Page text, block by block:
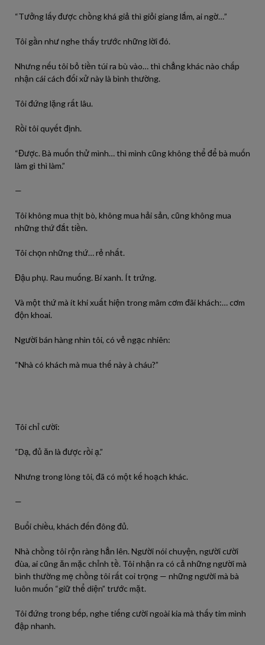
“Tưởng lấy được chồng khá giả thì giỏi giang lắm, ai ngờ…”
Tôi gần như nghe thấy trước những lời đó.
Nhưng nếu tôi bỏ tiền túi ra bù vào… thì chẳng khác nào chấp
nhận cái cách đối xử này là bình thường.
Tôi đứng lặng rất lâu.
Rồi tôi quyết định.
“Được. Bà muốn thử mình… thì mình cũng không thể để bà muốn
làm gì thì làm.”
—
Tôi không mua thịt bò, không mua hải sản, cũng không mua
những thứ đắt tiền.
Tôi chọn những thứ… rẻ nhất.
Đậu phụ. Rau muống. Bí xanh. Ít trứng.
Và một thứ mà ít khi xuất hiện trong mâm cơm đãi khách:… cơm
độn khoai.
Người bán hàng nhìn tôi, có vẻ ngạc nhiên:
“Nhà có khách mà mua thế này à cháu?”
Tôi chỉ cười:
“Dạ, đủ ăn là được rồi ạ.”
Nhưng trong lòng tôi, đã có một kế hoạch khác.
—
Buổi chiều, khách đến đông đủ.
Nhà chồng tôi rộn ràng hẳn lên. Người nói chuyện, người cười
đùa, ai cũng ăn mặc chỉnh tề. Tôi nhận ra có cả những người mà
bình thường mẹ chồng tôi rất coi trọng — những người mà bà
luôn muốn “giữ thể diện” trước mặt.
Tôi đứng trong bếp, nghe tiếng cười ngoài kia mà thấy tim mình
đập nhanh.